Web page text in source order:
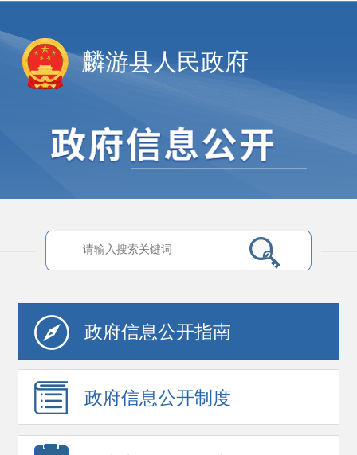
麟游县人民政府
政府信息公开指南
政府信息公开制度